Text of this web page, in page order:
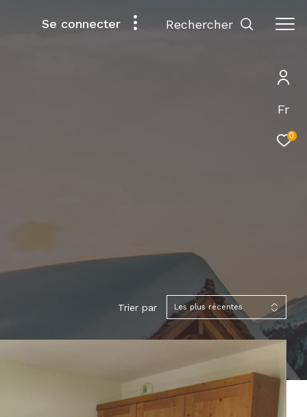
Fr
0
Se connecter rechercher
Trier par Les plus récentes